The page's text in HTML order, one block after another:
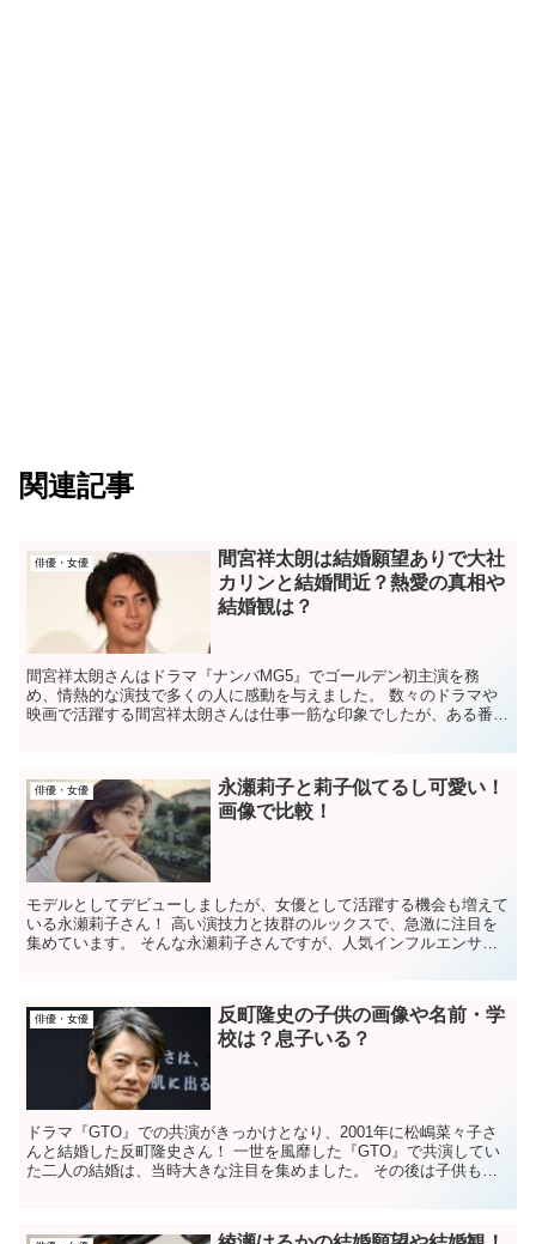
関連記事
俳優・女優
間宮祥太朗は結婚願望ありで大社
カリンと結婚間近？熱愛の真相や
結婚観は？
間宮祥太朗さんはドラマ『ナンバMG5』でゴールデン初主演を務
め、情熱的な演技で多くの人に感動を与えました。 数々のドラマや
映画で活躍する間宮祥太朗さんは仕事一筋な印象でしたが、ある番組
俳優・女優
永瀬莉子と莉子似てるし可愛い！
画像で比較！
モデルとしてデビューしましたが、女優として活躍する機会も増えて
いる永瀬莉子さん！ 高い演技力と抜群のルックスで、急激に注目を
集めています。 ​​そんな永瀬莉子さんですが、人気インフルエンサー
俳優・女優
反町隆史の子供の画像や名前・学
校は？息子いる？
ドラマ『GTO』での共演がきっかけとなり、2001年に松嶋菜々子さ
んと結婚した反町隆史さん！ 一世を風靡した『GTO』で共演してい
た二人の結婚は、当時大きな注目を集めました。 その後は子供も生